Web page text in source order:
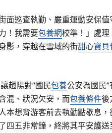
面巡查執勤、嚴重運動安保
！我需要包養網校準！」處
影，穿越在雪域的街甜心寶貝
趙陽對“國民包養公安為國民
混、狀況欠安，而包養條件後
本想背游客前去執勤點歇息
四五非常鐘，終將其平安護